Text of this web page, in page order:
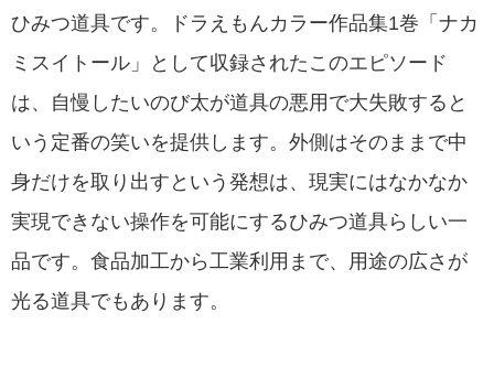
ひみつ道具です。ドラえもんカラー作品集1巻「ナカ
ミスイトール」として収録されたこのエピソード
は、自慢したいのび太が道具の悪用で大失敗すると
いう定番の笑いを提供します。外側はそのままで中
身だけを取り出すという発想は、現実にはなかなか
実現できない操作を可能にするひみつ道具らしい一
品です。食品加工から工業利用まで、用途の広さが
光る道具でもあります。